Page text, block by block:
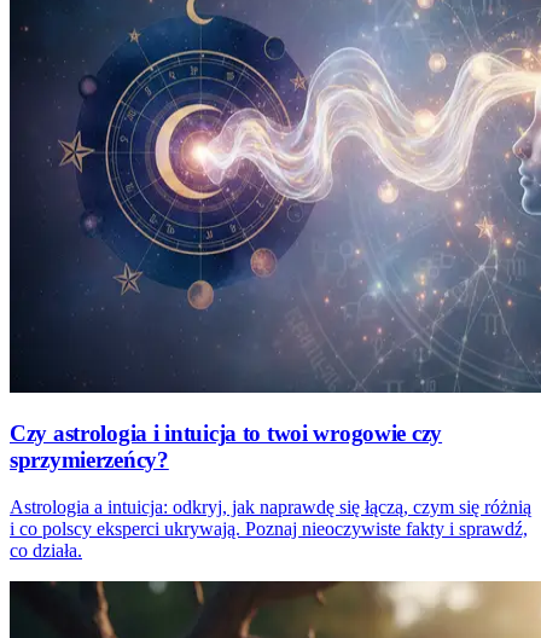
Czy astrologia i intuicja to twoi wrogowie czy
sprzymierzeńcy?
Astrologia a intuicja: odkryj, jak naprawdę się łączą, czym się różnią
i co polscy eksperci ukrywają. Poznaj nieoczywiste fakty i sprawdź,
co działa.